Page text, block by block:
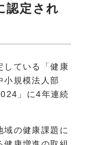
認定され
している「健康
小規模法人部
」に4年連続
域の健康課題に